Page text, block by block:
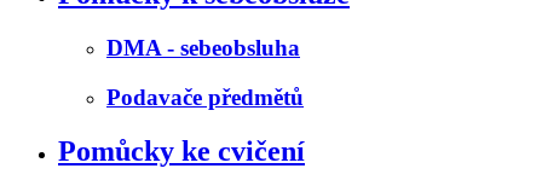
DMA - sebeobsluha
Podavače předmětů
Pomůcky ke cvičení